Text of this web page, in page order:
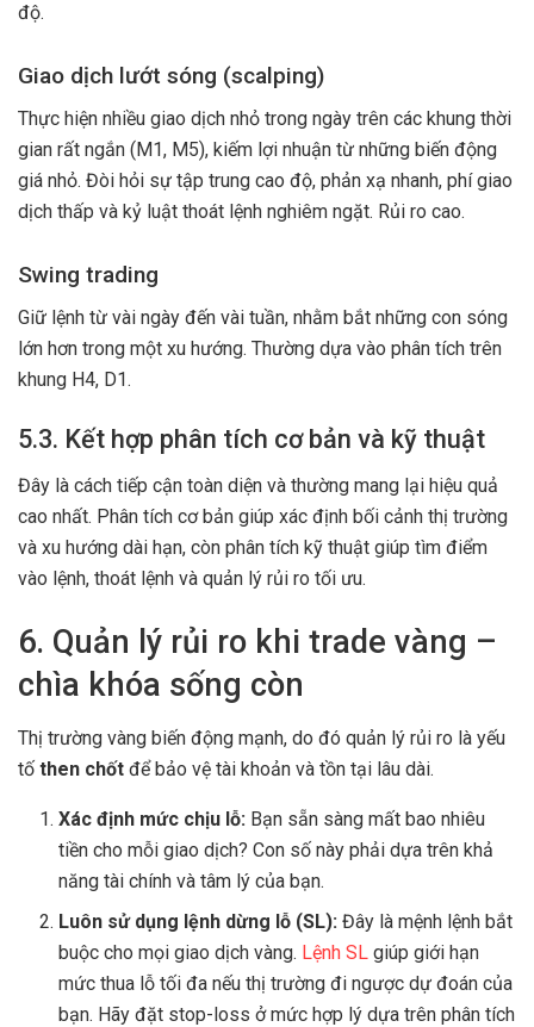
độ.
Giao dịch lướt sóng (scalping)
Thực hiện nhiều giao dịch nhỏ trong ngày trên các khung thời
gian rất ngắn (M1, M5), kiếm lợi nhuận từ những biến động
giá nhỏ. Đòi hỏi sự tập trung cao độ, phản xạ nhanh, phí giao
dịch thấp và kỷ luật thoát lệnh nghiêm ngặt. Rủi ro cao.
Swing trading
Giữ lệnh từ vài ngày đến vài tuần, nhằm bắt những con sóng
lớn hơn trong một xu hướng. Thường dựa vào phân tích trên
khung H4, D1.
5.3. Kết hợp phân tích cơ bản và kỹ thuật
Đây là cách tiếp cận toàn diện và thường mang lại hiệu quả
cao nhất. Phân tích cơ bản giúp xác định bối cảnh thị trường
và xu hướng dài hạn, còn phân tích kỹ thuật giúp tìm điểm
vào lệnh, thoát lệnh và quản lý rủi ro tối ưu.
6. Quản lý rủi ro khi trade vàng –
chìa khóa sống còn
Thị trường vàng biến động mạnh, do đó quản lý rủi ro là yếu
tố then chốt để bảo vệ tài khoản và tồn tại lâu dài.
Xác định mức chịu lỗ: Bạn sẵn sàng mất bao nhiêu
tiền cho mỗi giao dịch? Con số này phải dựa trên khả
năng tài chính và tâm lý của bạn.
Luôn sử dụng lệnh dừng lỗ (SL): Đây là mệnh lệnh bắt
buộc cho mọi giao dịch vàng. Lệnh SL giúp giới hạn
mức thua lỗ tối đa nếu thị trường đi ngược dự đoán của
bạn. Hãy đặt stop-loss ở mức hợp lý dựa trên phân tích